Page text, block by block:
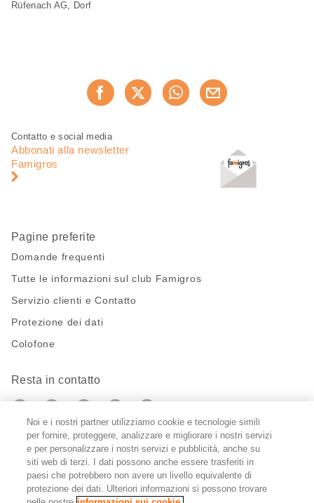
Rüfenach AG, Dorf
Consiglia ora
Piè
pagina
Navigazione
pagina
Contatto e social media
Abbonati alla newsletter
Famigros
Pagine preferite
Domande frequenti
Tutte le informazioni sul club Famigros
Servizio clienti e Contatto
Protezione dei dati
Colofone
Resta in contatto
https://twitter.com/migros?
https://www.youtube.com/user/
PinterestInstagram
Impostazioni cookie
FR IT
Noi e i nostri partner utilizziamo cookie e tecnologie simili
per fornire, proteggere, analizzare e migliorare i nostri servizi
e per personalizzare i nostri servizi e pubblicità, anche su
siti web di terzi. I dati possono anche essere trasferiti in
paesi che potrebbero non avere un livello equivalente di
protezione dei dati. Ulteriori informazioni si possono trovare